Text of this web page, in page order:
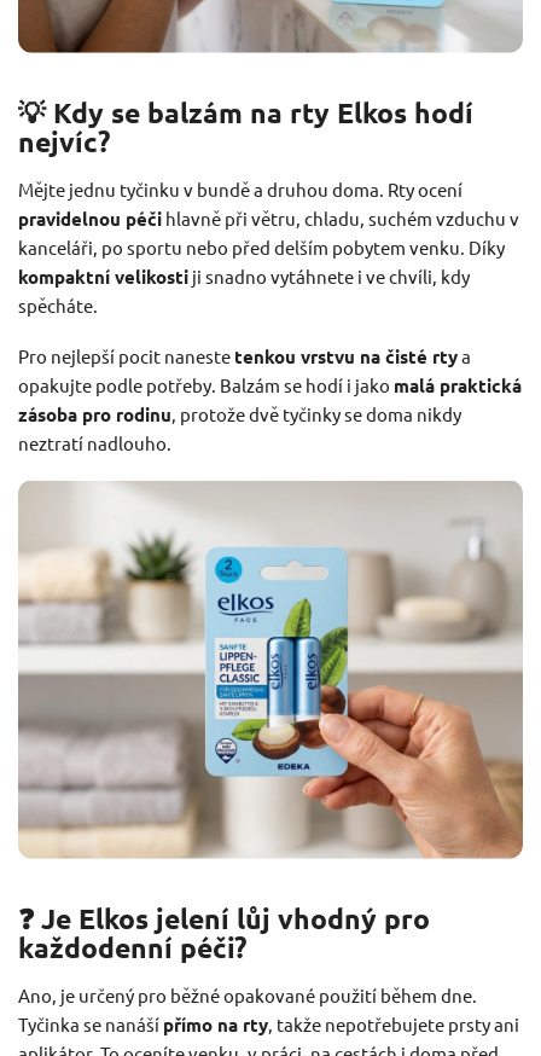
💡 Kdy se balzám na rty Elkos hodí
nejvíc?
Mějte jednu tyčinku v bundě a druhou doma. Rty ocení
pravidelnou péči hlavně při větru, chladu, suchém vzduchu v
kanceláři, po sportu nebo před delším pobytem venku. Díky
kompaktní velikosti ji snadno vytáhnete i ve chvíli, kdy
spěcháte.
Pro nejlepší pocit naneste tenkou vrstvu na čisté rtya
opakujte podle potřeby. Balzám se hodí i jako malá praktická
zásoba pro rodinu, protože dvě tyčinky se doma nikdy
neztratí nadlouho.
❓ Je Elkos jelení lůj vhodný pro
každodenní péči?
Ano, je určený pro běžné opakované použití během dne.
Tyčinka se nanáší přímo na rty, takže nepotřebujete prsty ani